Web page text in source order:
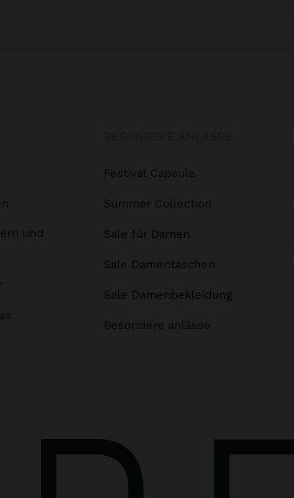
und
Festival Capsule
Summer Collection
Sale für Damen
Sale Damentaschen
Sale Damenbekleidung
Besondere anlässe